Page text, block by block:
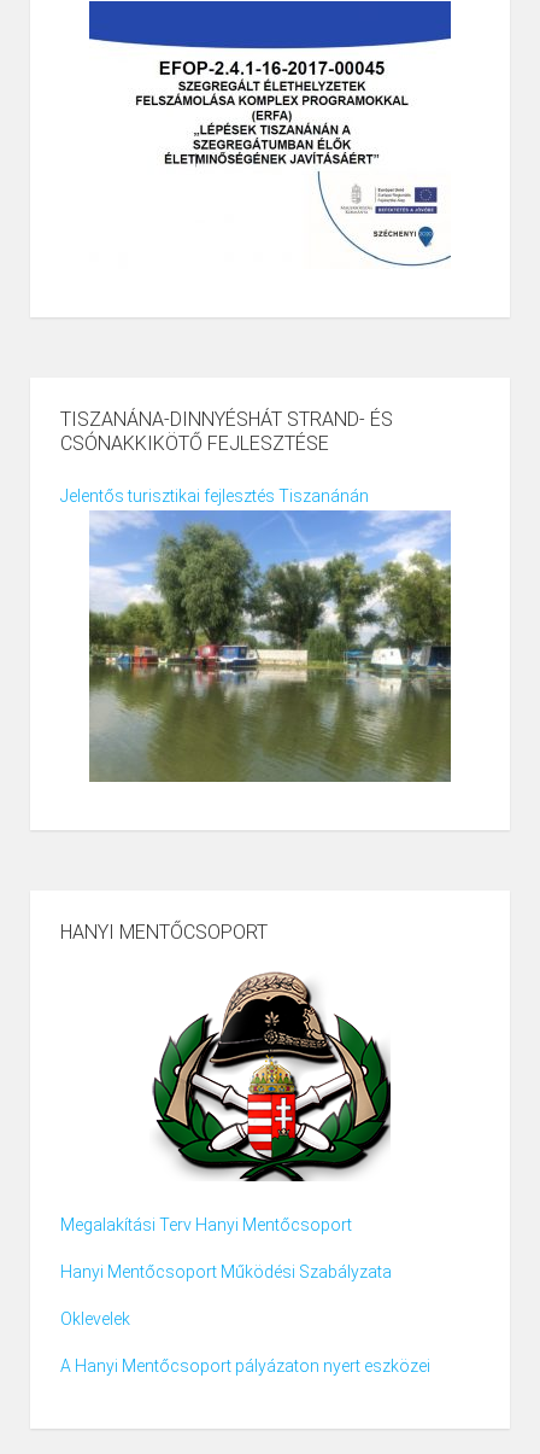
TISZANÁNA-DINNYÉSHÁT STRAND- ÉS
CSÓNAKKIKÖTŐ FEJLESZTÉSE
Jelentős turisztikai fejlesztés Tiszanánán
HANYI MENTŐCSOPORT
Megalakítási Terv Hanyi Mentőcsoport
Hanyi Mentőcsoport Működési Szabályzata
Oklevelek
A Hanyi Mentőcsoport pályázaton nyert eszközei